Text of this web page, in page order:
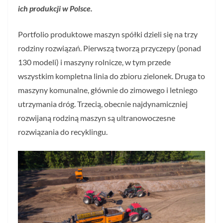
ich produkcji w Polsce.
Portfolio produktowe maszyn spółki dzieli się na trzy
rodziny rozwiązań. Pierwszą tworzą przyczepy (ponad
130 modeli) i maszyny rolnicze, w tym przede
wszystkim kompletna linia do zbioru zielonek. Druga to
maszyny komunalne, głównie do zimowego i letniego
utrzymania dróg. Trzecią, obecnie najdynamiczniej
rozwijaną rodziną maszyn są ultranowoczesne
rozwiązania do recyklingu.